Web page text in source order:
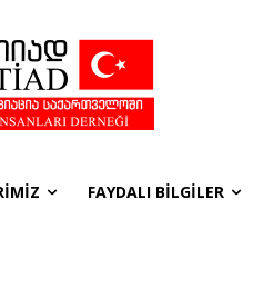
FAYDALI BİLGİLER